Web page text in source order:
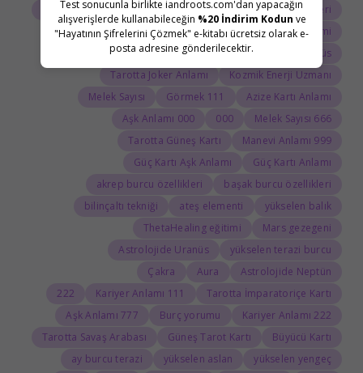
Test sonucunla birlikte iandroots.com'dan yapacağın
alışverişlerde kullanabileceğin %20 İndirim Kodun ve
"Hayatının Şifrelerini Çözmek" e-kitabı ücretsiz olarak e-
posta adresine gönderilecektir.
ThetaHealing semineri
Tarot Sembolleri
Tarot Açılımı
Jean Adrienne Arınma Sistemi
Uranüs burcu
Doğum haritasında Uranüs
Astroloji Sözlüğü
Kozmik Enerji Uzmanı
Tarotta Joker Anlamı
Azize Kartı Anlamı
111 Görmek
Melek Sayısı
666 Melek Sayısı
000
000 Aşk Anlamı
999 Manevi Anlamı
Tarotta Güneş Kartı
Güç Kartı Anlamı
Güç Kartı Aşk Anlamı
başak burcu özellikleri
akrep burcu özellikleri
yükselen balık
ateş elementi
bilinçaltı tekniği
Mars gezegeni
ThetaHealing eğitimi
yükselen terazi burcu
Astrolojide Uranüs
Astrolojide Neptün
Aura
Çakra
Tarotta İmparatoriçe Kartı
111 Kariyer Anlamı
222
222 Kariyer Anlamı
Burç yorumu
777 Aşk Anlamı
Büyücü Kartı
Güneş Tarot Kartı
Tarotta Savaş Arabası
yükselen yengeç
yükselen aslan
ay burcu terazi